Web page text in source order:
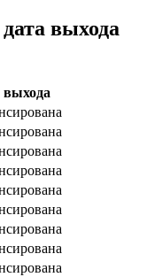
выхода
выхода